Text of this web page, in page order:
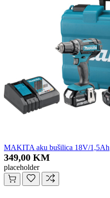
MAKITA aku bušilica 18V/1,5Ah
349,00 KM
placeholder